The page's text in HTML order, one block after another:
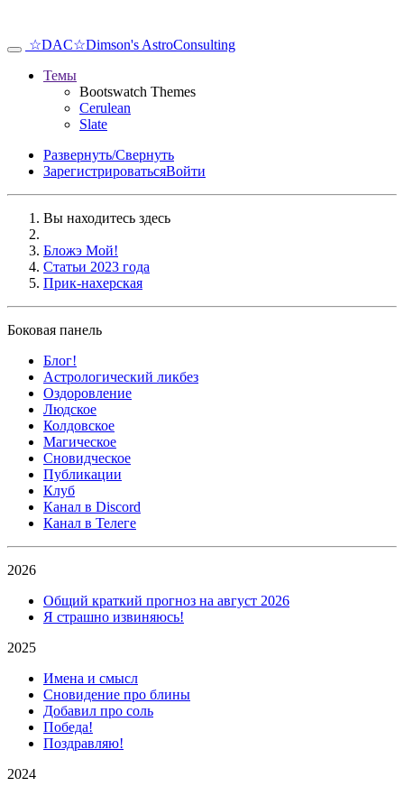
☆DAC☆Dimson's AstroConsulting
Темы
Bootswatch Themes
Cerulean
Slate
Развернуть/Свернуть
ЗарегистрироватьсяВойти
Вы находитесь здесь
Бложэ Мой!
Статьи 2023 года
Прик-нахерская
Боковая панель
Блог!
Аcтрологический ликбез
Оздоровление
Людское
Колдовское
Магическое
Сновидческое
Публикации
Клуб
Канал в Discord
Канал в Телеге
2026
Общий краткий прогноз на август 2026
Я страшно извиняюсь!
2025
Имена и смысл
Сновидение про блины
Добавил про соль
Победа!
Поздравляю!
2024